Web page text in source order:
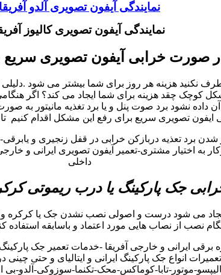
نمایندگی آیفون تصویری آلدو آفریقا
نمایندگی آیفون تصویری کالیوز
صورت خرابی آیفون تصویری سریع
هزینه هر روز برای شما بیشتر می شود .دلیلی
چقد هزینه برای شما ایجاد می کند؟ اگر هنگامی
نشود برد صوت پنل و یا برد تغذیه مانیتور به
ایفون تصویری سریع برای رفع این مشکل اقدام کنیم تا
برد تعذیه دربازکن خرابی در قفل زنجیری و
اختیار مشتری-تعمیر آیفون تصویری ایرانی و
داخلی
جک پارکینگ یا درب ریموتی
می شود درست و اصولی نصب نشدن جک یا کرکره
نصب از نصاب هایی مورد اعتماد و باسابقه استفاده
ایرانی و خارجی آفریقا -خدمات تعمیر جک پارکینگ
انواع جک پارکینگ ایرانی و ایتالیای و حتی
کالیپسو-موتور-تابا-کوماکس-محک-تکنما-سوزوکی-آلدو-